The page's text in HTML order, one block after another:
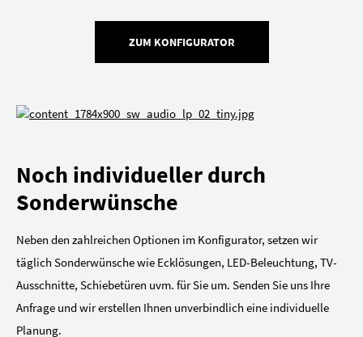
ZUM KONFIGURATOR
Noch individueller durch
Sonderwünsche
Neben den zahlreichen Optionen im Konfigurator, setzen wir
täglich Sonderwünsche wie Ecklösungen, LED-Beleuchtung, TV-
Ausschnitte, Schiebetüren uvm. für Sie um. Senden Sie uns Ihre
Anfrage und wir erstellen Ihnen unverbindlich eine individuelle
Planung.